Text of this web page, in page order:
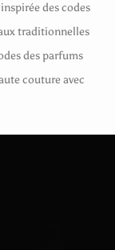
des codes
traditionnelles
des parfums
couture avec